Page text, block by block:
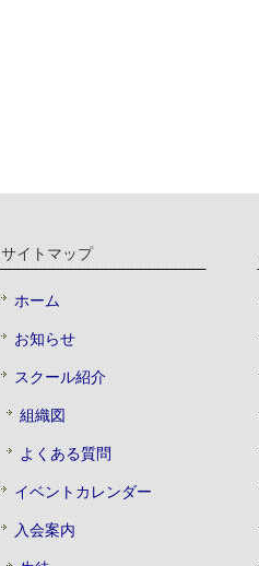
サイトマップ
ホーム
お知らせ
スクール紹介
組織図
よくある質問
イベントカレンダー
入会案内